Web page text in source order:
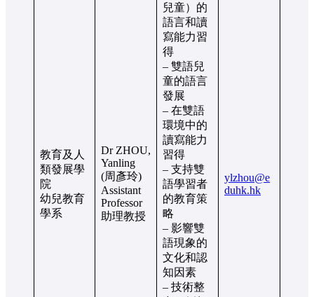
教育及人
類發展學
院
幼兒教育
學系
Dr ZHOU,
Yanling
(周彥玲)
Assistant
Professor
助理教授
兒童）的
語言和讀
寫能力習
得
– 雙語兒
童的語言
發展
– 在雙語
環境中的
讀寫能力
習得
– 支持雙
語學習者
的教育策
略
– 影響雙
語現象的
文化和認
知因素
– 技術整
ylzhou@e
duhk.hk